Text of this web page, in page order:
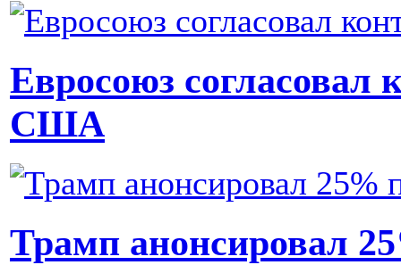
Евросоюз
США
Трамп анонсировал